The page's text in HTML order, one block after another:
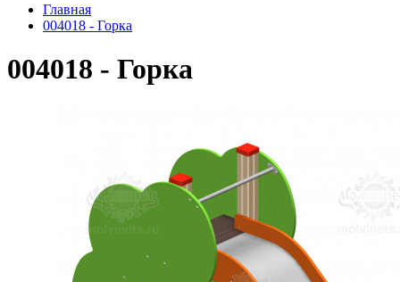
Главная
004018 - Горка
004018 - Горка